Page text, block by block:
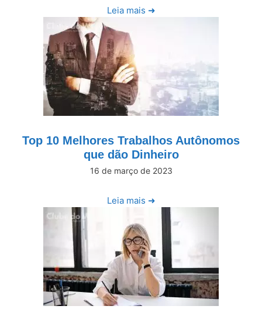
Leia mais ➜
Top 10 Melhores Trabalhos Autônomos
que dão Dinheiro
16 de março de 2023
Leia mais ➜